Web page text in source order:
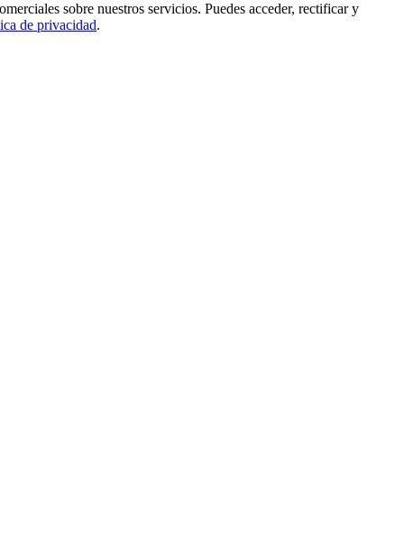
sobre nuestros servicios. Puedes acceder, rectificar y
de privacidad.